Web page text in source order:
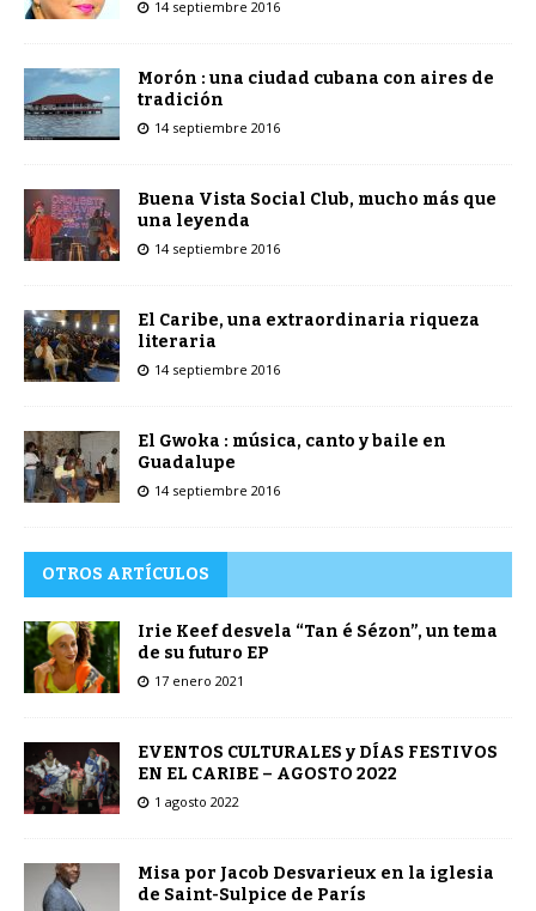
14 septiembre 2016
Morón : una ciudad cubana con aires de
tradición
14 septiembre 2016
Buena Vista Social Club, mucho más que
una leyenda
14 septiembre 2016
El Caribe, una extraordinaria riqueza
literaria
14 septiembre 2016
El Gwoka : música, canto y baile en
Guadalupe
14 septiembre 2016
OTROS ARTÍCULOS
Irie Keef desvela “Tan é Sézon”, un tema
de su futuro EP
17 enero 2021
EVENTOS CULTURALES y DÍAS FESTIVOS
EN EL CARIBE – AGOSTO 2022
1 agosto 2022
Misa por Jacob Desvarieux en la iglesia
de Saint-Sulpice de París